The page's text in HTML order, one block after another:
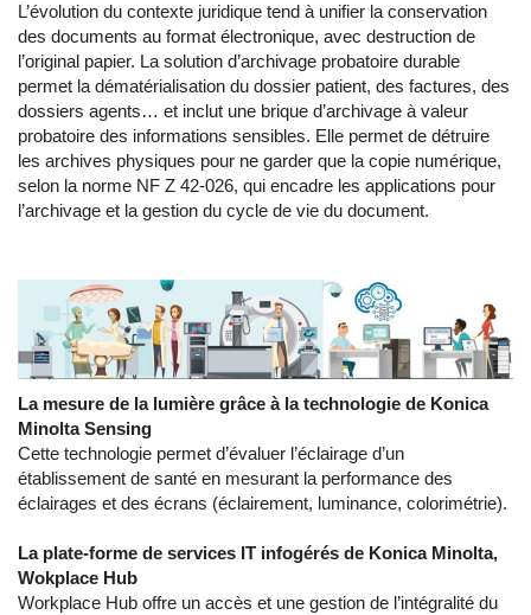
L’évolution du contexte juridique tend à unifier la conservation
des documents au format électronique, avec destruction de
l’original papier. La solution d’archivage probatoire durable
permet la dématérialisation du dossier patient, des factures, des
dossiers agents… et inclut une brique d’archivage à valeur
probatoire des informations sensibles. Elle permet de détruire
les archives physiques pour ne garder que la copie numérique,
selon la norme NF Z 42-026, qui encadre les applications pour
l’archivage et la gestion du cycle de vie du document.
La mesure de la lumière grâce à la technologie de Konica
Minolta Sensing
Cette technologie permet d’évaluer l’éclairage d’un
établissement de santé en mesurant la performance des
éclairages et des écrans (éclairement, luminance, colorimétrie).
La plate-forme de services IT infogérés de Konica Minolta,
Wokplace Hub
Workplace Hub offre un accès et une gestion de l’intégralité du